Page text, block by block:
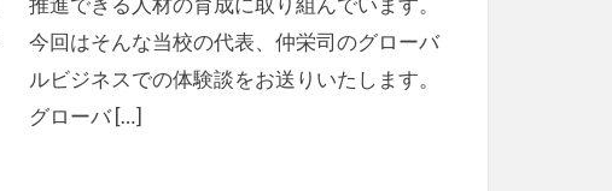
今回はそんな当校の代表、仲栄司のグローバ
ルビジネスでの体験談をお送りいたします。
グローバ […]